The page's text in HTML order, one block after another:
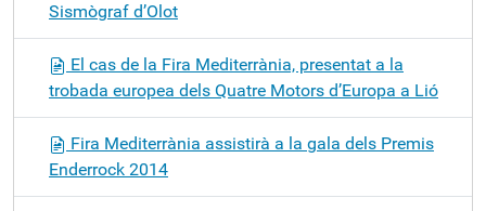
Sismògraf d’Olot
El cas de la Fira Mediterrània, presentat a la
trobada europea dels Quatre Motors d’Europa a Lió
Fira Mediterrània assistirà a la gala dels Premis
Enderrock 2014